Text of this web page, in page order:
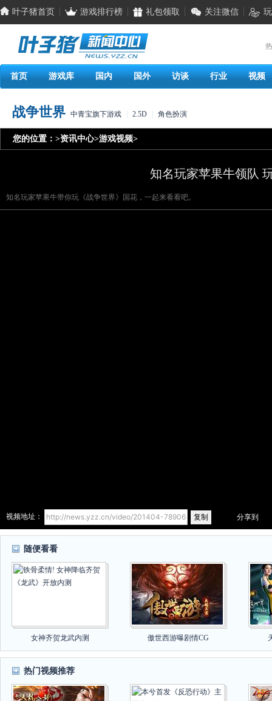
叶子猪首页 游戏排行榜 礼包领取 关注微信
首页 游戏库 国内 国外 访谈 行业 视频
战争世界 中青宝旗下游戏 2.5D 角色扮演
您的位置： >资讯中心>游戏视频>
知名玩家苹果牛领队
知名玩家苹果牛带你玩《战争世界》国花，一起来看看吧。
视频地址： 复制 分享到
随便看看
女神齐贺龙武内测 傲世西游曝剧情CG
热门视频推荐